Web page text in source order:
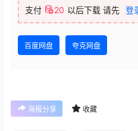
支付 20 以后下载 请先 登
百度网盘 夸克网盘
海报分享 收藏